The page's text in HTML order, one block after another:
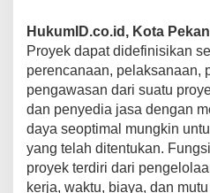
HukumID.co.id, Kota
Proyek dapat didefinisikan
perencanaan, pelaksanaan,
pengawasan dari suatu
dan penyedia jasa dengan
daya seoptimal mungkin
yang telah ditentukan.
proyek terdiri dari
kerja, waktu, biaya, dan